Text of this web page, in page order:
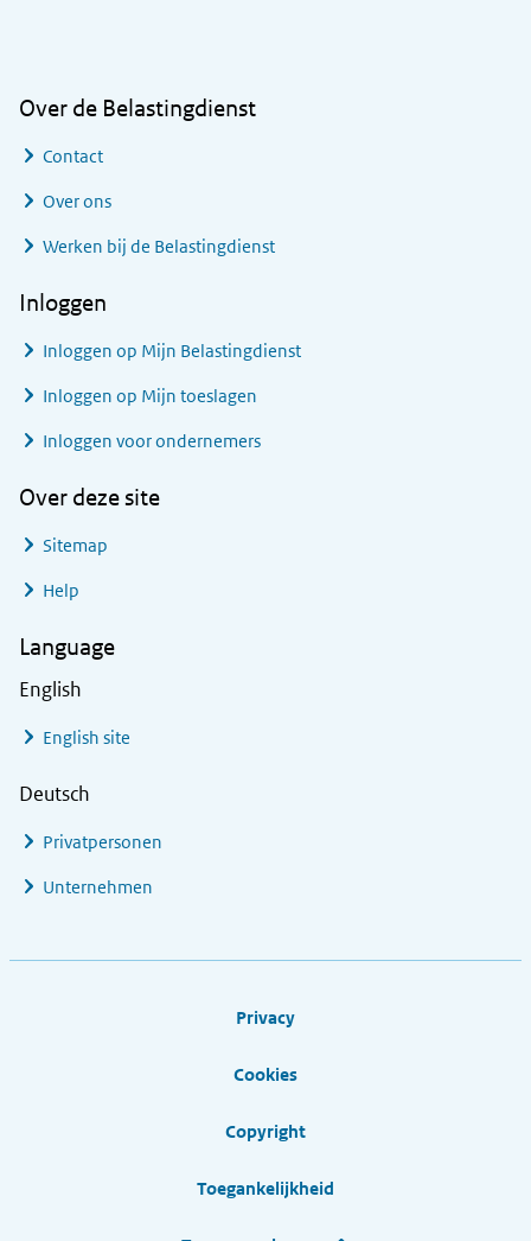
Over de Belastingdienst
Contact
Over ons
Werken bij de Belastingdienst
Inloggen
Inloggen op Mijn Belastingdienst
Inloggen op Mijn toeslagen
Inloggen voor ondernemers
Over deze site
Sitemap
Help
Language
English
English site
Deutsch
Privatpersonen
Unternehmen
Privacy
Cookies
Copyright
Toegankelijkheid